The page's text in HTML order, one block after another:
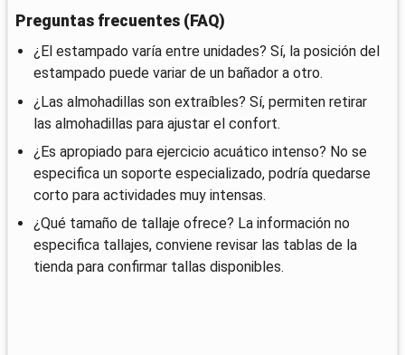
Preguntas frecuentes (FAQ)
¿El estampado varía entre unidades? Sí, la posición del
estampado puede variar de un bañador a otro.
¿Las almohadillas son extraíbles? Sí, permiten retirar
las almohadillas para ajustar el confort.
¿Es apropiado para ejercicio acuático intenso? No se
especifica un soporte especializado, podría quedarse
corto para actividades muy intensas.
¿Qué tamaño de tallaje ofrece? La información no
especifica tallajes, conviene revisar las tablas de la
tienda para confirmar tallas disponibles.